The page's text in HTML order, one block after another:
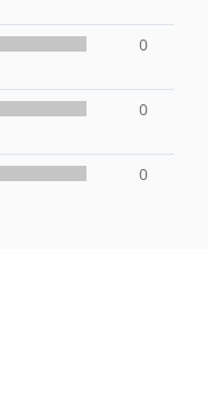
0
0
0